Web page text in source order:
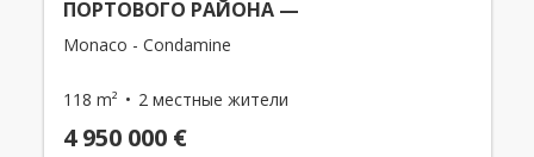
ПОРТОВОГО РАЙОНА —
Monaco - Condamine
118 m² 2 местные жители
4 950 000 €